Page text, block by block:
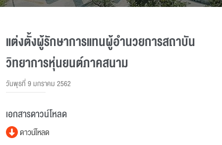
แต่งตั้งผู้รักษาการแทนผู้อํานวยการสถาบัน
วิทยาการหุ่นยนต์ภาคสนาม
วันพุธที่ 9 มกราคม 2562
เอกสารดาวน์โหลด
ดาวน์โหลด